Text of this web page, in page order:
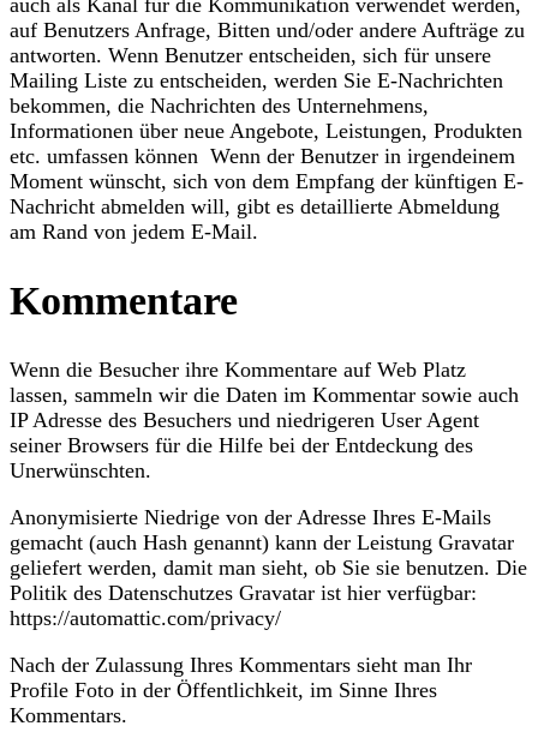
auf Benutzers Anfrage, Bitten und/oder andere Aufträge zu
antworten. Wenn Benutzer entscheiden, sich für unsere
Mailing Liste zu entscheiden, werden Sie E-Nachrichten
bekommen, die Nachrichten des Unternehmens,
Informationen über neue Angebote, Leistungen, Produkten
etc. umfassen können Wenn der Benutzer in irgendeinem
Moment wünscht, sich von dem Empfang der künftigen E-
Nachricht abmelden will, gibt es detaillierte Abmeldung
am Rand von jedem E-Mail.
Kommentare
Wenn die Besucher ihre Kommentare auf Web Platz
lassen, sammeln wir die Daten im Kommentar sowie auch
IP Adresse des Besuchers und niedrigeren User Agent
seiner Browsers für die Hilfe bei der Entdeckung des
Unerwünschten.
Anonymisierte Niedrige von der Adresse Ihres E-Mails
gemacht (auch Hash genannt) kann der Leistung Gravatar
geliefert werden, damit man sieht, ob Sie sie benutzen. Die
Politik des Datenschutzes Gravatar ist hier verfügbar:
https://automattic.com/privacy/
Nach der Zulassung Ihres Kommentars sieht man Ihr
Profile Foto in der Öffentlichkeit, im Sinne Ihres
Kommentars.